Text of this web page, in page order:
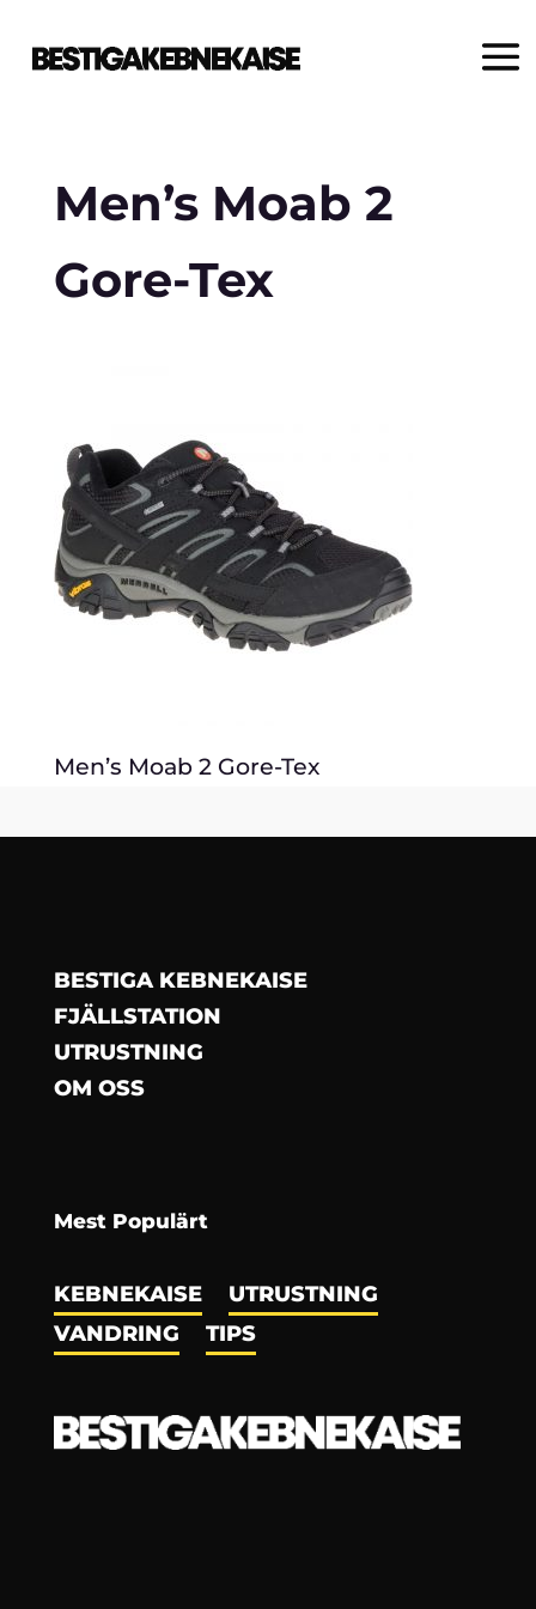
Men’s Moab 2
Gore-Tex
Men’s Moab 2 Gore-Tex
BESTIGA KEBNEKAISE
FJÄLLSTATION
UTRUSTNING
OM OSS
Mest Populärt
KEBNEKAISE
UTRUSTNING
VANDRING
TIPS